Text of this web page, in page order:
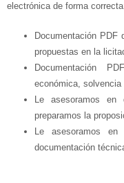
electrónica de forma
Documentación PDF
propuestas en la
Documentación
económica,
Le asesoramos
preparamos la
Le asesoramos
documentación